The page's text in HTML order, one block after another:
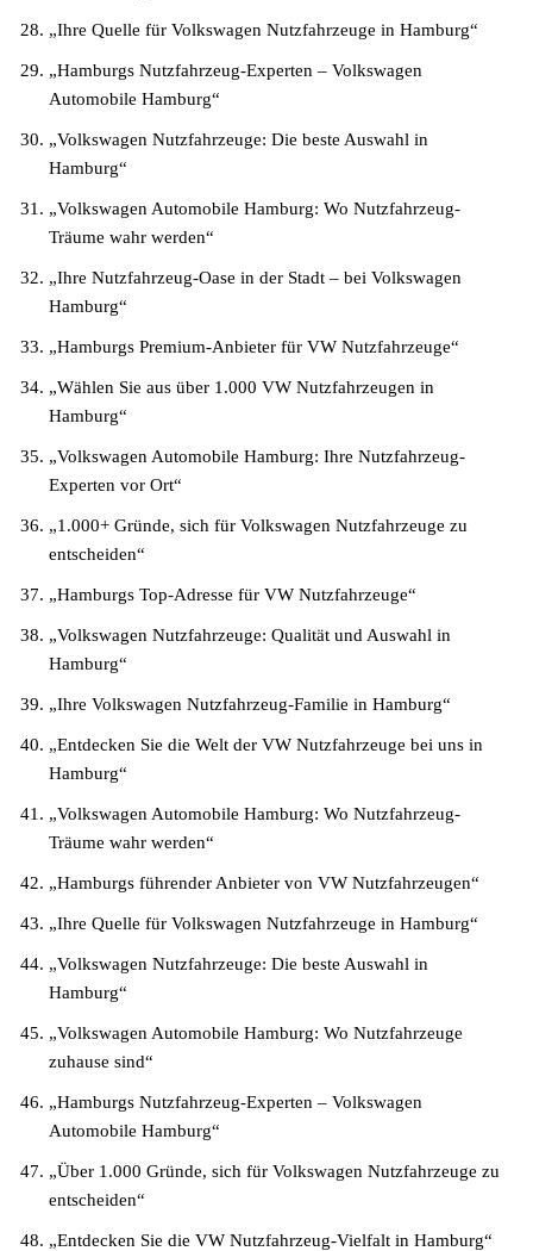
„Ihre Quelle für Volkswagen Nutzfahrzeuge in Hamburg“
„Hamburgs Nutzfahrzeug-Experten – Volkswagen
Automobile Hamburg“
„Volkswagen Nutzfahrzeuge: Die beste Auswahl in
Hamburg“
„Volkswagen Automobile Hamburg: Wo Nutzfahrzeug-
Träume wahr werden“
„Ihre Nutzfahrzeug-Oase in der Stadt – bei Volkswagen
Hamburg“
„Hamburgs Premium-Anbieter für VW Nutzfahrzeuge“
„Wählen Sie aus über 1.000 VW Nutzfahrzeugen in
Hamburg“
„Volkswagen Automobile Hamburg: Ihre Nutzfahrzeug-
Experten vor Ort“
„1.000+ Gründe, sich für Volkswagen Nutzfahrzeuge zu
entscheiden“
„Hamburgs Top-Adresse für VW Nutzfahrzeuge“
„Volkswagen Nutzfahrzeuge: Qualität und Auswahl in
Hamburg“
„Ihre Volkswagen Nutzfahrzeug-Familie in Hamburg“
„Entdecken Sie die Welt der VW Nutzfahrzeuge bei uns in
Hamburg“
„Volkswagen Automobile Hamburg: Wo Nutzfahrzeug-
Träume wahr werden“
„Hamburgs führender Anbieter von VW Nutzfahrzeugen“
„Ihre Quelle für Volkswagen Nutzfahrzeuge in Hamburg“
„Volkswagen Nutzfahrzeuge: Die beste Auswahl in
Hamburg“
„Volkswagen Automobile Hamburg: Wo Nutzfahrzeuge
zuhause sind“
„Hamburgs Nutzfahrzeug-Experten – Volkswagen
Automobile Hamburg“
„Über 1.000 Gründe, sich für Volkswagen Nutzfahrzeuge zu
entscheiden“
„Entdecken Sie die VW Nutzfahrzeug-Vielfalt in Hamburg“